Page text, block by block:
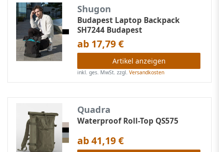
Shugon
Budapest Laptop Backpack
SH7244 Budapest
ab 17,79 €
Artikel anzeigen
inkl. ges. MwSt. zzgl.Versandkosten
Quadra
Waterproof Roll-Top QS575
ab 41,19 €